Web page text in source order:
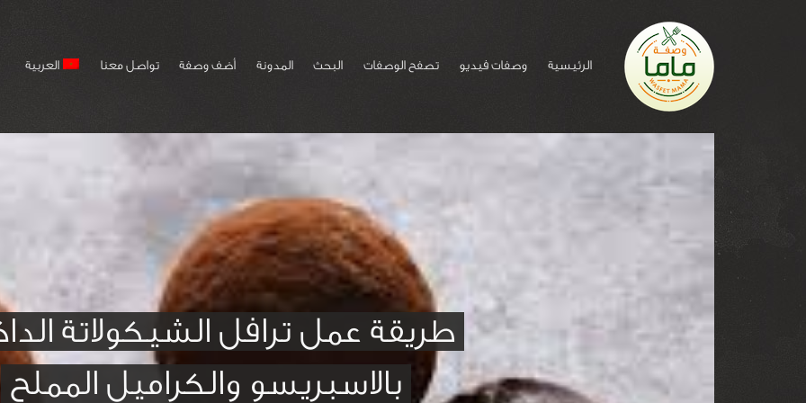
الرئيسية وصفات فيديو تصفح الوصفات البحث المدونة أضف وصفة تواصل معنا العربية
طريقة عمل ترافل الشيكولاتة
بالاسبريسو والكراميل المملح